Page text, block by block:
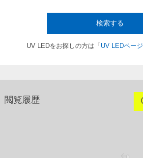
検索する
UV LEDをお探しの方は「 UV LEDページ
閲覧履歴